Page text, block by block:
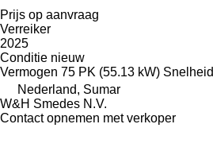
Prijs op aanvraag
Verreiker
2025
Conditie nieuw
Vermogen 75 PK (55.13 kW) Snelheid
Nederland, Sumar
W&H Smedes N.V.
Contact opnemen met verkoper